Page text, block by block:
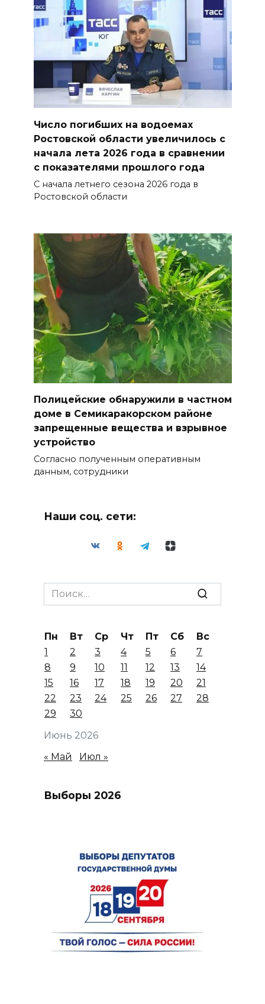
Число погибших на водоемах
Ростовской области увеличилось с
начала лета 2026 года в сравнении
с показателями прошлого года
С начала летнего сезона 2026 года в
Ростовской области
Полицейские обнаружили в частном
доме в Семикаракорском районе
запрещенные вещества и взрывное
устройство
Согласно полученным оперативным
данным, сотрудники
Наши соц. сети:
Search
for:
Июнь 2026
Пн Вт Ср Чт Пт Сб
Вс
1
2 3 4 5 6
7
8
9 10 11 12 13
14
15
16 17 18 19 20
21
22
23 24 25 26 27
28
29
30
« Май Июл »
Выборы 2026